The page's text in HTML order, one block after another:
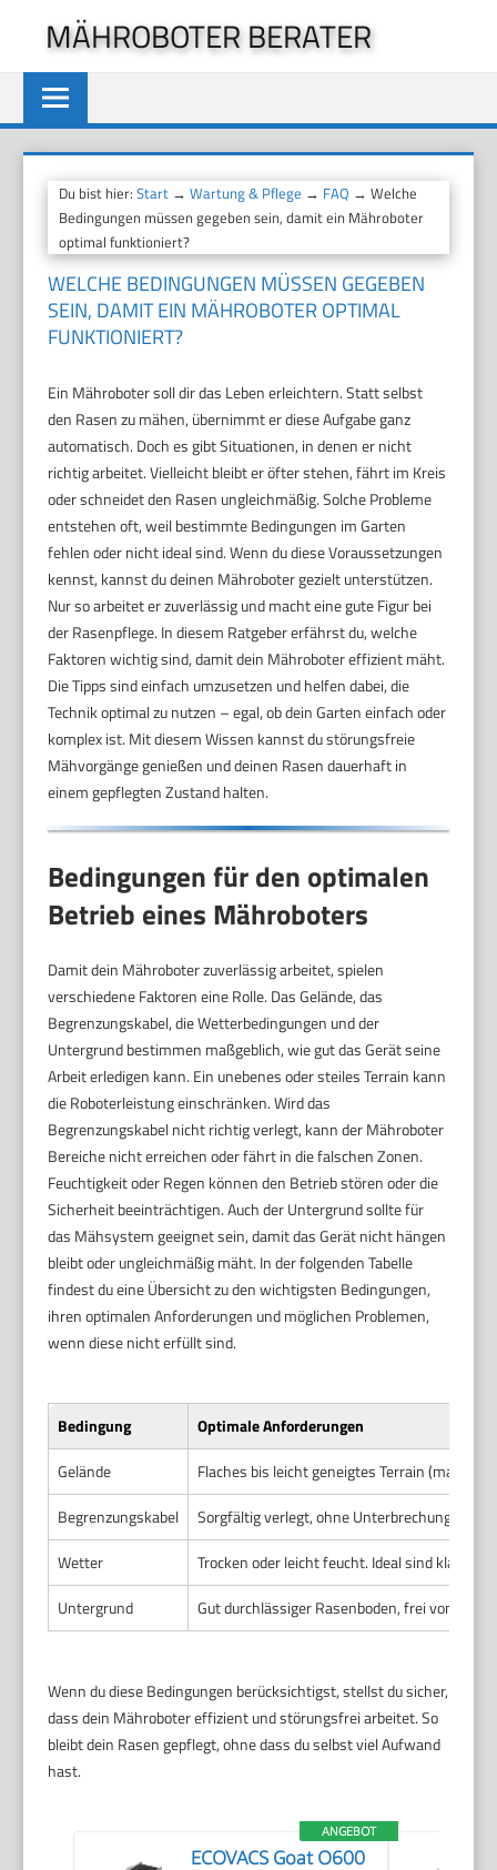
springen
MÄHROBOTER BERATER
Du bist hier:Start →Wartung & Pflege → FAQ → Welche
Bedingungen müssen gegeben sein, damit ein Mähroboter
optimal funktioniert?
WELCHE BEDINGUNGEN MÜSSEN GEGEBEN
SEIN, DAMIT EIN MÄHROBOTER OPTIMAL
FUNKTIONIERT?
Ein Mähroboter soll dir das Leben erleichtern. Statt selbst
den Rasen zu mähen, übernimmt er diese Aufgabe ganz
automatisch. Doch es gibt Situationen, in denen er nicht
richtig arbeitet. Vielleicht bleibt er öfter stehen, fährt im Kreis
oder schneidet den Rasen ungleichmäßig. Solche Probleme
entstehen oft, weil bestimmte Bedingungen im Garten
fehlen oder nicht ideal sind. Wenn du diese Voraussetzungen
kennst, kannst du deinen Mähroboter gezielt unterstützen.
Nur so arbeitet er zuverlässig und macht eine gute Figur bei
der Rasenpflege. In diesem Ratgeber erfährst du, welche
Faktoren wichtig sind, damit dein Mähroboter effizient mäht.
Die Tipps sind einfach umzusetzen und helfen dabei, die
Technik optimal zu nutzen – egal, ob dein Garten einfach oder
komplex ist. Mit diesem Wissen kannst du störungsfreie
Mähvorgänge genießen und deinen Rasen dauerhaft in
einem gepflegten Zustand halten.
Bedingungen für den optimalen
Betrieb eines Mähroboters
Damit dein Mähroboter zuverlässig arbeitet, spielen
verschiedene Faktoren eine Rolle. Das Gelände, das
Begrenzungskabel, die Wetterbedingungen und der
Untergrund bestimmen maßgeblich, wie gut das Gerät seine
Arbeit erledigen kann. Ein unebenes oder steiles Terrain kann
die Roboterleistung einschränken. Wird das
Begrenzungskabel nicht richtig verlegt, kann der Mähroboter
Bereiche nicht erreichen oder fährt in die falschen Zonen.
Feuchtigkeit oder Regen können den Betrieb stören oder die
Sicherheit beeinträchtigen. Auch der Untergrund sollte für
das Mähsystem geeignet sein, damit das Gerät nicht hängen
bleibt oder ungleichmäßig mäht. In der folgenden Tabelle
findest du eine Übersicht zu den wichtigsten Bedingungen,
ihren optimalen Anforderungen und möglichen Problemen,
wenn diese nicht erfüllt sind.
Bedingung
Optimale Anforderungen
Gelände
Flaches bis leicht geneigtes Terrain (max.
Begrenzungskabel
Sorgfältig verlegt, ohne Unterbrechungen,
Wetter
Trocken oder leicht feucht. Ideal sind klare
Untergrund
Gut durchlässiger Rasenboden, frei von
Wenn du diese Bedingungen berücksichtigst, stellst du sicher,
dass dein Mähroboter effizient und störungsfrei arbeitet. So
bleibt dein Rasen gepflegt, ohne dass du selbst viel Aufwand
hast.
ANGEBOT
ECOVACS Goat O600